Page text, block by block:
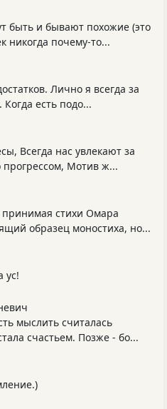
быть и бывают похожие (это
никогда почему-то...
Лично я всегда за
Когда есть подо...
Всегда нас увлекают за
прогрессом, Мотив ж...
стихи Омара
образец моностиха, но...
ус!
мыслить считалась
счастьем. Позже - бо...